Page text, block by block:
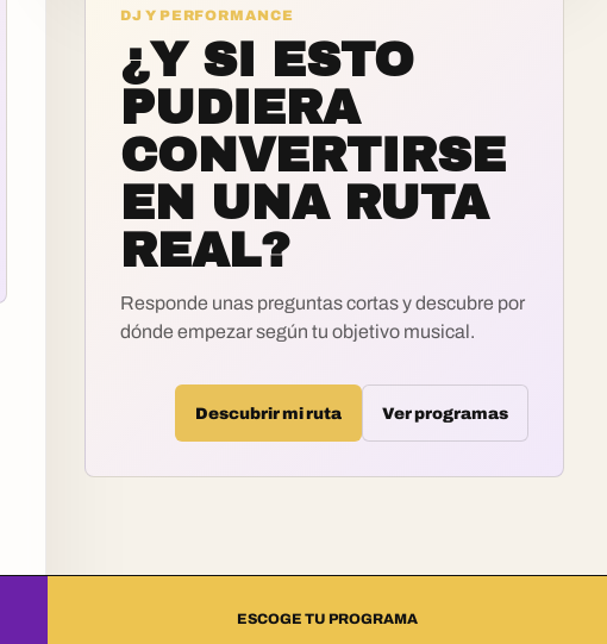
DJ Y PERFORMANCE
¿Y SI ESTO
PUDIERA
CONVERTIRSE
EN UNA RUTA
REAL?
Responde unas preguntas cortas y descubre por
dónde empezar según tu objetivo musical.
Descubrir mi ruta Ver programas
ESCOGE TU PROGRAMA